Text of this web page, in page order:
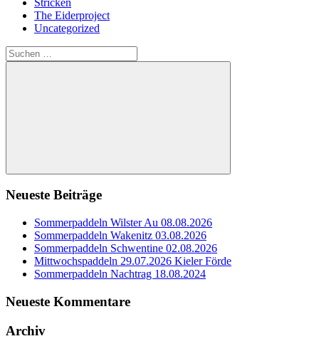
The Eiderproject
Uncategorized
Suchen
nach:
Suchen
Neueste Beiträge
Sommerpaddeln Wilster Au 08.08.2026
Sommerpaddeln Wakenitz 03.08.2026
Sommerpaddeln Schwentine 02.08.2026
Mittwochspaddeln 29.07.2026 Kieler Förde
Sommerpaddeln Nachtrag 18.08.2024
Neueste Kommentare
Archiv